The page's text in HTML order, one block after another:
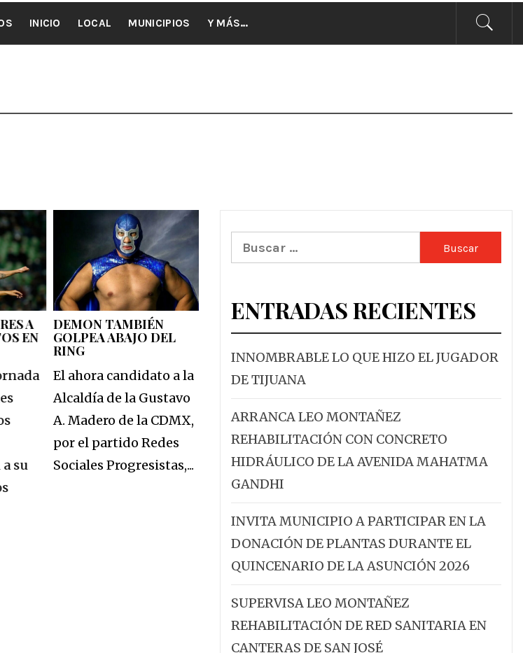
NOTICIAS
INICIO LOCAL MUNICIPIOS Y MÁS…
A
EN
su
DEMON TAMBIÉN
GOLPEA ABAJO DEL
RING
El ahora candidato a la
Alcaldía de la Gustavo
A. Madero de la CDMX,
por el partido Redes
Sociales Progresistas,...
DIF ESTATAL Y CLUB
NECAXA ENTREGARON
APARATOS AUDITIVOS
COMO PARTE DE LA
CAMPAÑA “VICTORIAS
QUE SE ESCUCHAN”
El día de hoy en el
Auditorio Once
Hermanos de Casa
Club Necaxa, se llevó a
entrega de...
NECAXA FEMENIL CAE
DOS A CERO EN SU
VISITA A MAZATLÁN
visitaron a su similar
de Mazatlán FC enel
Kraken. El duelo de...
Buscar:
ENTRADAS RECIENTES
INNOMBRABLE LO QUE HIZO EL JUGADOR
DE TIJUANA
ARRANCA LEO MONTAÑEZ
REHABILITACIÓN CON CONCRETO
HIDRÁULICO DE LA AVENIDA MAHATMA
GANDHI
INVITA MUNICIPIO A PARTICIPAR EN LA
DONACIÓN DE PLANTAS DURANTE EL
QUINCENARIO DE LA ASUNCIÓN 2026
SUPERVISA LEO MONTAÑEZ
REHABILITACIÓN DE RED SANITARIA EN
CANTERAS DE SAN JOSÉ